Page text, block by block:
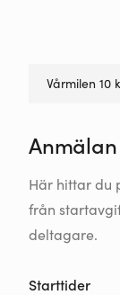
Här hittar du
från
deltagare.
Starttider